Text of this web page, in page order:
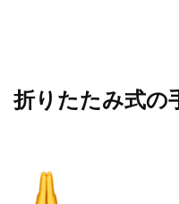
折りたたみ式の